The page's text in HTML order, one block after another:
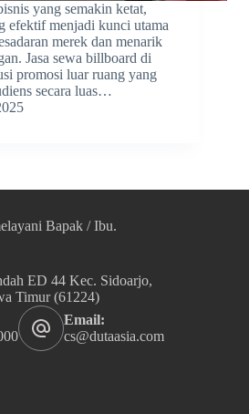
yang semakin ketat,
efektif menjadi kunci utama
merek dan menarik
Jasa sewa billboard di
promosi luar ruang yang
secara luas…
Bapak / Ibu.
ED 44 Kec. Sidoarjo,
Timur (61224)
Email:
cs@dutaasia.com